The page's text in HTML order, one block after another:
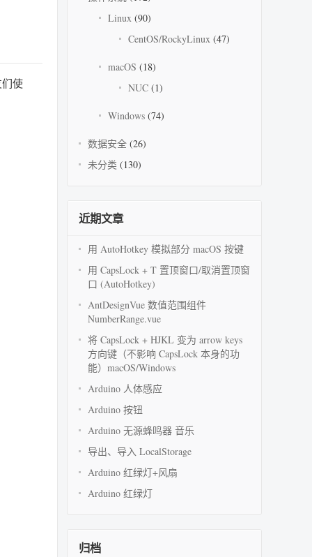
们使
Linux (90)
CentOS/RockyLinux (47)
macOS (18)
NUC (1)
Windows (74)
数据安全 (26)
未分类 (130)
近期文章
用 AutoHotkey 模拟部分 macOS 按键
用 CapsLock + T 置顶窗口/取消置顶窗
口 (AutoHotkey)
AntDesignVue 数值范围组件
NumberRange.vue
将 CapsLock + HJKL 变为 arrow keys
方向键（不影响 CapsLock 本身的功
能）macOS/Windows
Arduino 人体感应
Arduino 按钮
Arduino 无源蜂鸣器 音乐
导出、导入 LocalStorage
Arduino 红绿灯+风扇
Arduino 红绿灯
归档